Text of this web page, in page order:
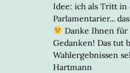
Idee: ich als Tritt
Parlamentarier...
Danke Ihnen für
Gedanken! Das tut
Wahlergebnissen
Hartmann